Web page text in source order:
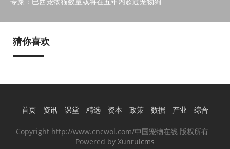
猜你喜欢
首页 资讯 课堂 精选 资本 政策 数据 产业 综合
Copyright http://www.cncwol.com/中国宠物在线 版权所有
Powered by Xunruicms